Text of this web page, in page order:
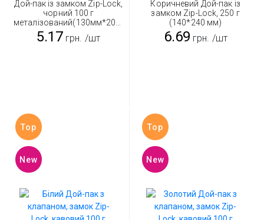
Дой-пак із замком Zip-Lock,
чорний 100 г
металізований(130мм*200мм)
з віконцем
5.17 грн. /шт
Коричневий Дой-пак із
замком Zip-Lock, 250 г
(140*240 мм)
6.69 грн. /шт
Top
New
Top
New